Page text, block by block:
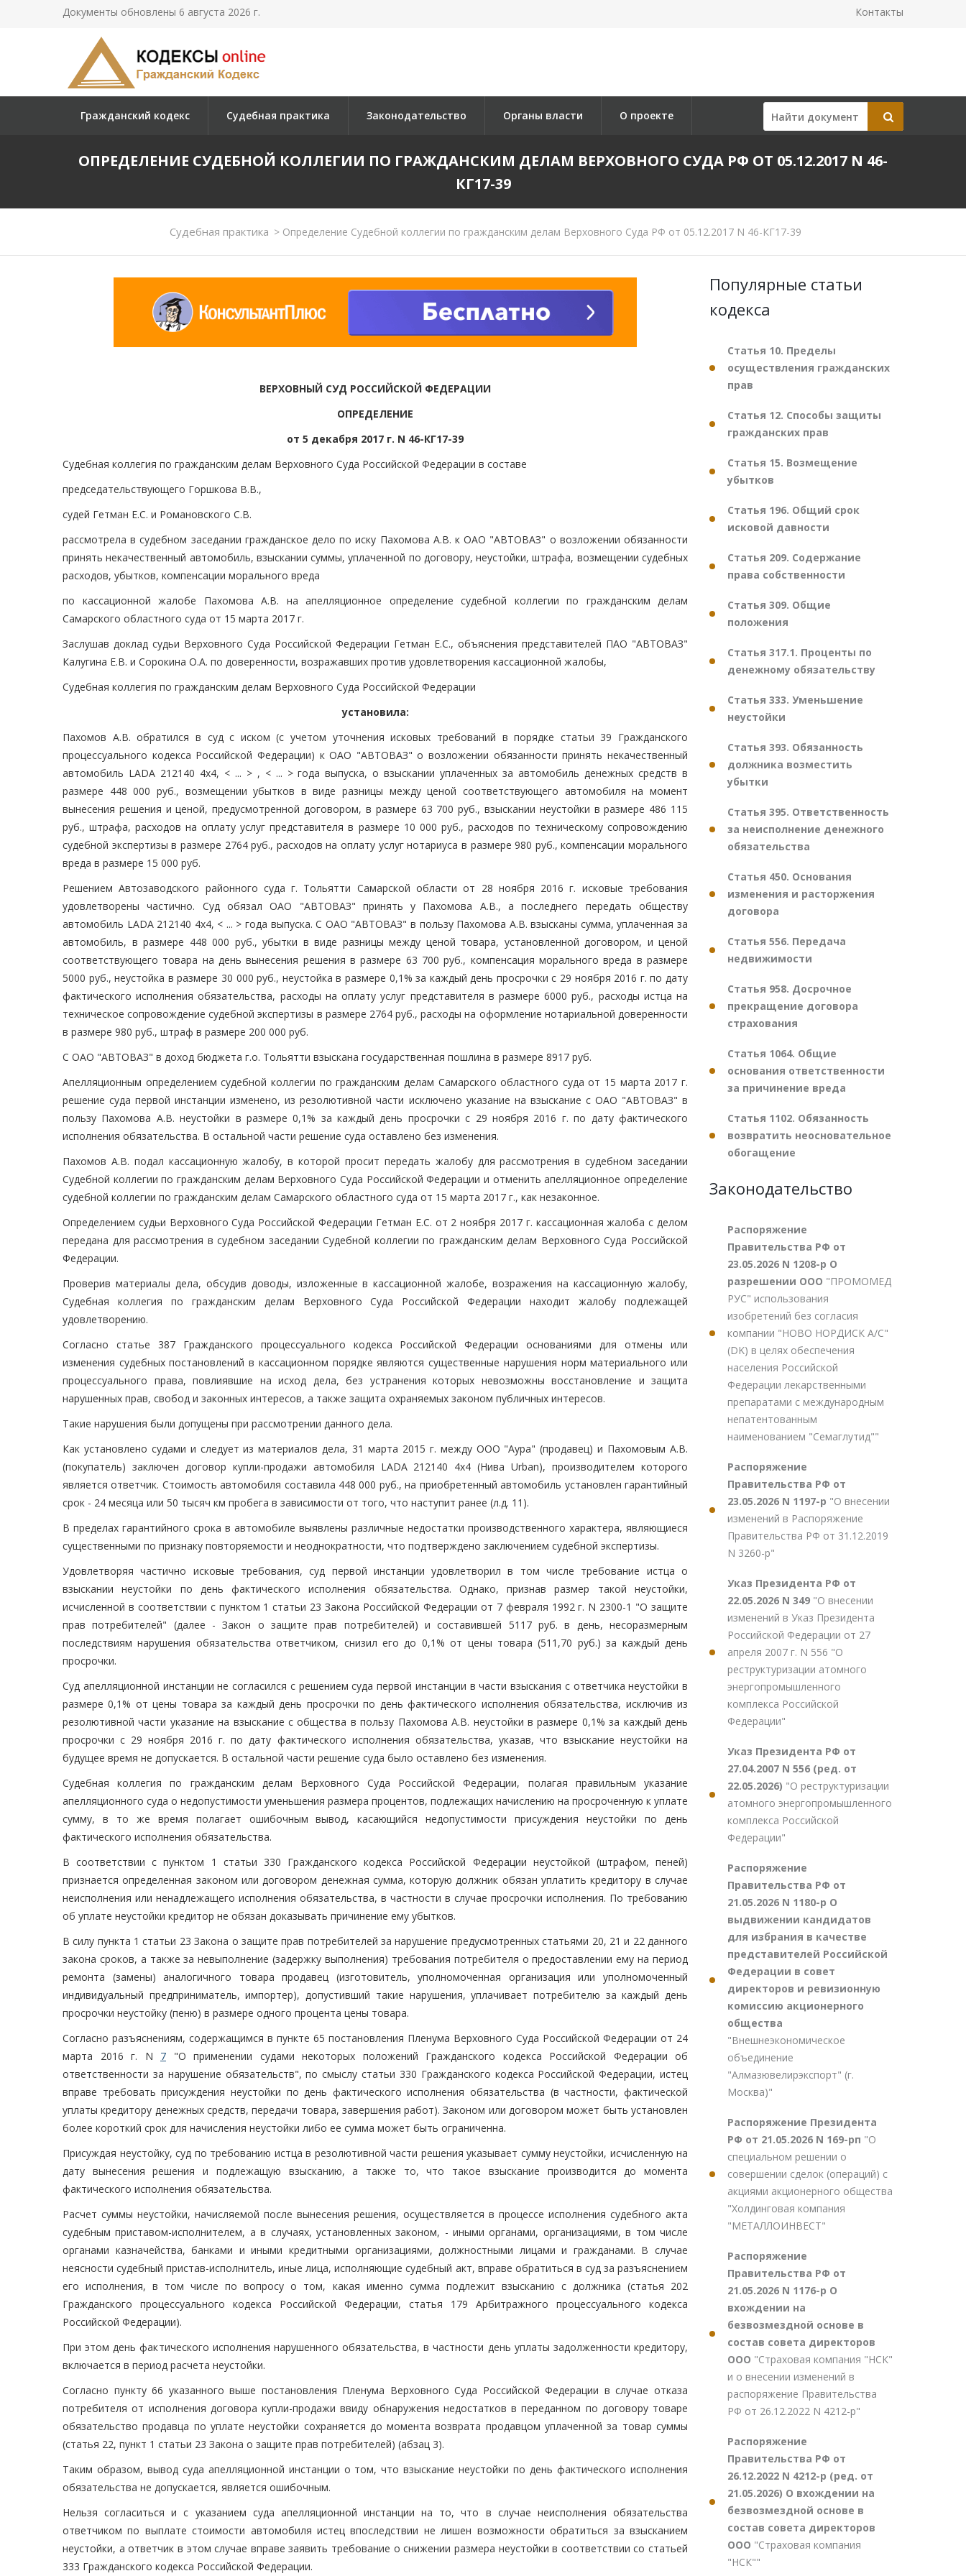
Документы обновлены 6 августа 2026 г. Контакты
Гражданский кодекс Судебная практика Законодательство Органы власти О проекте
ОПРЕДЕЛЕНИЕ СУДЕБНОЙ КОЛЛЕГИИ ПО ГРАЖДАНСКИМ ДЕЛАМ ВЕРХОВНОГО СУДА РФ ОТ 05.12.2017 N 46-
КГ17-39
Судебная практика > Определение Судебной коллегии по гражданским делам Верховного Суда РФ от 05.12.2017 N 46-КГ17-39
ВЕРХОВНЫЙ СУД РОССИЙСКОЙ ФЕДЕРАЦИИ
ОПРЕДЕЛЕНИЕ
от 5 декабря 2017 г. N 46-КГ17-39
Судебная коллегия по гражданским делам Верховного Суда Российской Федерации в составе
председательствующего Горшкова В.В.,
судей Гетман Е.С. и Романовского С.В.
рассмотрела в судебном заседании гражданское дело по иску Пахомова А.В. к ОАО "АВТОВАЗ" о возложении обязанности
принять некачественный автомобиль, взыскании суммы, уплаченной по договору, неустойки, штрафа, возмещении судебных
расходов, убытков, компенсации морального вреда
по кассационной жалобе Пахомова А.В. на апелляционное определение судебной коллегии по гражданским делам
Самарского областного суда от 15 марта 2017 г.
Заслушав доклад судьи Верховного Суда Российской Федерации Гетман Е.С., объяснения представителей ПАО "АВТОВАЗ"
Калугина Е.В. и Сорокина О.А. по доверенности, возражавших против удовлетворения кассационной жалобы,
Судебная коллегия по гражданским делам Верховного Суда Российской Федерации
установила:
Пахомов А.В. обратился в суд с иском (с учетом уточнения исковых требований в порядке статьи 39 Гражданского
процессуального кодекса Российской Федерации) к ОАО "АВТОВАЗ" о возложении обязанности принять некачественный
автомобиль LADA 212140 4x4, < ... > , < ... > года выпуска, о взыскании уплаченных за автомобиль денежных средств в
размере 448 000 руб., возмещении убытков в виде разницы между ценой соответствующего автомобиля на момент
вынесения решения и ценой, предусмотренной договором, в размере 63 700 руб., взыскании неустойки в размере 486 115
руб., штрафа, расходов на оплату услуг представителя в размере 10 000 руб., расходов по техническому сопровождению
судебной экспертизы в размере 2764 руб., расходов на оплату услуг нотариуса в размере 980 руб., компенсации морального
вреда в размере 15 000 руб.
Решением Автозаводского районного суда г. Тольятти Самарской области от 28 ноября 2016 г. исковые требования
удовлетворены частично. Суд обязал ОАО "АВТОВАЗ" принять у Пахомова А.В., а последнего передать обществу
автомобиль LADA 212140 4x4, < ... > года выпуска. С ОАО "АВТОВАЗ" в пользу Пахомова А.В. взысканы сумма, уплаченная за
автомобиль, в размере 448 000 руб., убытки в виде разницы между ценой товара, установленной договором, и ценой
соответствующего товара на день вынесения решения в размере 63 700 руб., компенсация морального вреда в размере
5000 руб., неустойка в размере 30 000 руб., неустойка в размере 0,1% за каждый день просрочки с 29 ноября 2016 г. по дату
фактического исполнения обязательства, расходы на оплату услуг представителя в размере 6000 руб., расходы истца на
техническое сопровождение судебной экспертизы в размере 2764 руб., расходы на оформление нотариальной доверенности
в размере 980 руб., штраф в размере 200 000 руб.
С ОАО "АВТОВАЗ" в доход бюджета г.о. Тольятти взыскана государственная пошлина в размере 8917 руб.
Апелляционным определением судебной коллегии по гражданским делам Самарского областного суда от 15 марта 2017 г.
решение суда первой инстанции изменено, из резолютивной части исключено указание на взыскание с ОАО "АВТОВАЗ" в
пользу Пахомова А.В. неустойки в размере 0,1% за каждый день просрочки с 29 ноября 2016 г. по дату фактического
исполнения обязательства. В остальной части решение суда оставлено без изменения.
Пахомов А.В. подал кассационную жалобу, в которой просит передать жалобу для рассмотрения в судебном заседании
Судебной коллегии по гражданским делам Верховного Суда Российской Федерации и отменить апелляционное определение
судебной коллегии по гражданским делам Самарского областного суда от 15 марта 2017 г., как незаконное.
Определением судьи Верховного Суда Российской Федерации Гетман Е.С. от 2 ноября 2017 г. кассационная жалоба с делом
передана для рассмотрения в судебном заседании Судебной коллегии по гражданским делам Верховного Суда Российской
Федерации.
Проверив материалы дела, обсудив доводы, изложенные в кассационной жалобе, возражения на кассационную жалобу,
Судебная коллегия по гражданским делам Верховного Суда Российской Федерации находит жалобу подлежащей
удовлетворению.
Согласно статье 387 Гражданского процессуального кодекса Российской Федерации основаниями для отмены или
изменения судебных постановлений в кассационном порядке являются существенные нарушения норм материального или
процессуального права, повлиявшие на исход дела, без устранения которых невозможны восстановление и защита
нарушенных прав, свобод и законных интересов, а также защита охраняемых законом публичных интересов.
Такие нарушения были допущены при рассмотрении данного дела.
Как установлено судами и следует из материалов дела, 31 марта 2015 г. между ООО "Аура" (продавец) и Пахомовым А.В.
(покупатель) заключен договор купли-продажи автомобиля LADA 212140 4x4 (Нива Urban), производителем которого
является ответчик. Стоимость автомобиля составила 448 000 руб., на приобретенный автомобиль установлен гарантийный
срок - 24 месяца или 50 тысяч км пробега в зависимости от того, что наступит ранее (л.д. 11).
В пределах гарантийного срока в автомобиле выявлены различные недостатки производственного характера, являющиеся
существенными по признаку повторяемости и неоднократности, что подтверждено заключением судебной экспертизы.
Удовлетворяя частично исковые требования, суд первой инстанции удовлетворил в том числе требование истца о
взыскании неустойки по день фактического исполнения обязательства. Однако, признав размер такой неустойки,
исчисленной в соответствии с пунктом 1 статьи 23 Закона Российской Федерации от 7 февраля 1992 г. N 2300-1 "О защите
прав потребителей" (далее - Закон о защите прав потребителей) и составившей 5117 руб. в день, несоразмерным
последствиям нарушения обязательства ответчиком, снизил его до 0,1% от цены товара (511,70 руб.) за каждый день
просрочки.
Суд апелляционной инстанции не согласился с решением суда первой инстанции в части взыскания с ответчика неустойки в
размере 0,1% от цены товара за каждый день просрочки по день фактического исполнения обязательства, исключив из
резолютивной части указание на взыскание с общества в пользу Пахомова А.В. неустойки в размере 0,1% за каждый день
просрочки с 29 ноября 2016 г. по дату фактического исполнения обязательства, указав, что взыскание неустойки на
будущее время не допускается. В остальной части решение суда было оставлено без изменения.
Судебная коллегия по гражданским делам Верховного Суда Российской Федерации, полагая правильным указание
апелляционного суда о недопустимости уменьшения размера процентов, подлежащих начислению на просроченную к уплате
сумму, в то же время полагает ошибочным вывод, касающийся недопустимости присуждения неустойки по день
фактического исполнения обязательства.
В соответствии с пунктом 1 статьи 330 Гражданского кодекса Российской Федерации неустойкой (штрафом, пеней)
признается определенная законом или договором денежная сумма, которую должник обязан уплатить кредитору в случае
неисполнения или ненадлежащего исполнения обязательства, в частности в случае просрочки исполнения. По требованию
об уплате неустойки кредитор не обязан доказывать причинение ему убытков.
В силу пункта 1 статьи 23 Закона о защите прав потребителей за нарушение предусмотренных статьями 20, 21 и 22 данного
закона сроков, а также за невыполнение (задержку выполнения) требования потребителя о предоставлении ему на период
ремонта (замены) аналогичного товара продавец (изготовитель, уполномоченная организация или уполномоченный
индивидуальный предприниматель, импортер), допустивший такие нарушения, уплачивает потребителю за каждый день
просрочки неустойку (пеню) в размере одного процента цены товара.
Согласно разъяснениям, содержащимся в пункте 65 постановления Пленума Верховного Суда Российской Федерации от 24
марта 2016 г. N 7 "О применении судами некоторых положений Гражданского кодекса Российской Федерации об
ответственности за нарушение обязательств", по смыслу статьи 330 Гражданского кодекса Российской Федерации, истец
вправе требовать присуждения неустойки по день фактического исполнения обязательства (в частности, фактической
уплаты кредитору денежных средств, передачи товара, завершения работ). Законом или договором может быть установлен
более короткий срок для начисления неустойки либо ее сумма может быть ограниченна.
Присуждая неустойку, суд по требованию истца в резолютивной части решения указывает сумму неустойки, исчисленную на
дату вынесения решения и подлежащую взысканию, а также то, что такое взыскание производится до момента
фактического исполнения обязательства.
Расчет суммы неустойки, начисляемой после вынесения решения, осуществляется в процессе исполнения судебного акта
судебным приставом-исполнителем, а в случаях, установленных законом, - иными органами, организациями, в том числе
органами казначейства, банками и иными кредитными организациями, должностными лицами и гражданами. В случае
неясности судебный пристав-исполнитель, иные лица, исполняющие судебный акт, вправе обратиться в суд за разъяснением
его исполнения, в том числе по вопросу о том, какая именно сумма подлежит взысканию с должника (статья 202
Гражданского процессуального кодекса Российской Федерации, статья 179 Арбитражного процессуального кодекса
Российской Федерации).
При этом день фактического исполнения нарушенного обязательства, в частности день уплаты задолженности кредитору,
включается в период расчета неустойки.
Согласно пункту 66 указанного выше постановления Пленума Верховного Суда Российской Федерации в случае отказа
потребителя от исполнения договора купли-продажи ввиду обнаружения недостатков в переданном по договору товаре
обязательство продавца по уплате неустойки сохраняется до момента возврата продавцом уплаченной за товар суммы
(статья 22, пункт 1 статьи 23 Закона о защите прав потребителей) (абзац 3).
Таким образом, вывод суда апелляционной инстанции о том, что взыскание неустойки по день фактического исполнения
обязательства не допускается, является ошибочным.
Нельзя согласиться и с указанием суда апелляционной инстанции на то, что в случае неисполнения обязательства
ответчиком по выплате стоимости автомобиля истец впоследствии не лишен возможности обратиться за взысканием
неустойки, а ответчик в этом случае вправе заявить требование о снижении размера неустойки в соответствии со статьей
333 Гражданского кодекса Российской Федерации.
Популярные статьи
кодекса
Статья 10. Пределы
осуществления гражданских
прав
Статья 12. Способы защиты
гражданских прав
Статья 15. Возмещение
убытков
Статья 196. Общий срок
исковой давности
Статья 209. Содержание
права собственности
Статья 309. Общие
положения
Статья 317.1. Проценты по
денежному обязательству
Статья 333. Уменьшение
неустойки
Статья 393. Обязанность
должника возместить
убытки
Статья 395. Ответственность
за неисполнение денежного
обязательства
Статья 450. Основания
изменения и расторжения
договора
Статья 556. Передача
недвижимости
Статья 958. Досрочное
прекращение договора
страхования
Статья 1064. Общие
основания ответственности
за причинение вреда
Статья 1102. Обязанность
возвратить неосновательное
обогащение
Законодательство
Распоряжение
Правительства РФ от
23.05.2026 N 1208-р О
разрешении ООО "ПРОМОМЕД
РУС" использования
изобретений без согласия
компании "НОВО НОРДИСК А/С"
(DK) в целях обеспечения
населения Российской
Федерации лекарственными
препаратами с международным
непатентованным
наименованием "Семаглутид""
Распоряжение
Правительства РФ от
23.05.2026 N 1197-р "О внесении
изменений в Распоряжение
Правительства РФ от 31.12.2019
N 3260-р"
Указ Президента РФ от
22.05.2026 N 349 "О внесении
изменений в Указ Президента
Российской Федерации от 27
апреля 2007 г. N 556 "О
реструктуризации атомного
энергопромышленного
комплекса Российской
Федерации"
Указ Президента РФ от
27.04.2007 N 556 (ред. от
22.05.2026) "О реструктуризации
атомного энергопромышленного
комплекса Российской
Федерации"
Распоряжение
Правительства РФ от
21.05.2026 N 1180-р О
выдвижении кандидатов
для избрания в качестве
представителей Российской
Федерации в совет
директоров и ревизионную
комиссию акционерного
общества
"Внешнеэкономическое
объединение
"Алмазювелирэкспорт" (г.
Москва)"
Распоряжение Президента
РФ от 21.05.2026 N 169-рп "О
специальном решении о
совершении сделок (операций) с
акциями акционерного общества
"Холдинговая компания
"МЕТАЛЛОИНВЕСТ"
Распоряжение
Правительства РФ от
21.05.2026 N 1176-р О
вхождении на
безвозмездной основе в
состав совета директоров
ООО "Страховая компания "НСК"
и о внесении изменений в
распоряжение Правительства
РФ от 26.12.2022 N 4212-р"
Распоряжение
Правительства РФ от
26.12.2022 N 4212-р (ред. от
21.05.2026) О вхождении на
безвозмездной основе в
состав совета директоров
ООО "Страховая компания
"НСК""